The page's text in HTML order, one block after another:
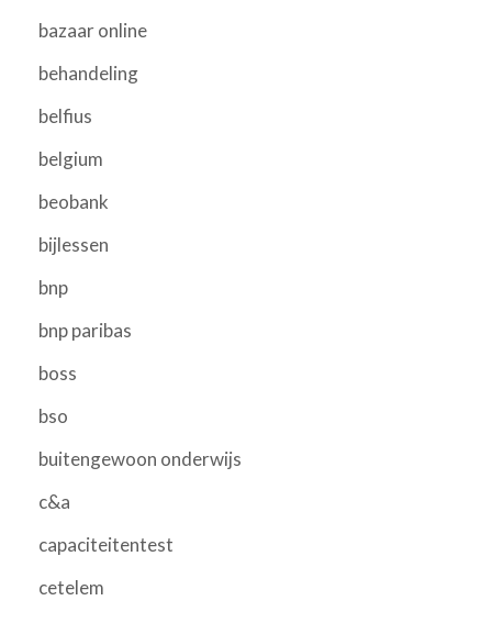
bazaar online
behandeling
belfius
belgium
beobank
bijlessen
bnp
bnp paribas
boss
bso
buitengewoon onderwijs
c&a
capaciteitentest
cetelem